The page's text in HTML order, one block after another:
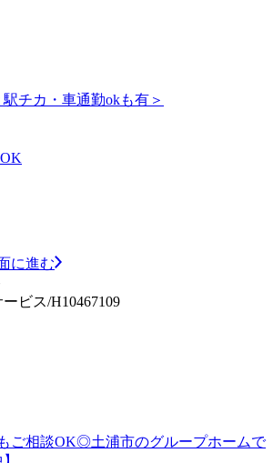
チカ・車通勤okも有＞
に進む
ビス/H10467109
ご相談OK◎土浦市のグループホームで